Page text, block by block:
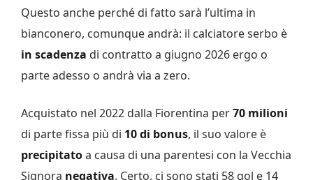
Questo anche perché di fatto sarà l’ultima in
bianconero, comunque andrà: il calciatore serbo è
in scadenza di contratto a giugno 2026 ergo o
parte adesso o andrà via a zero.
Acquistato nel 2022 dalla Fiorentina per70 milioni
di parte fissa più di 10 di bonus, il suo valore è
precipitatoa causa di una parentesi con la Vecchia
Signora negativa. Certo, ci sono stati 58 gol e 14